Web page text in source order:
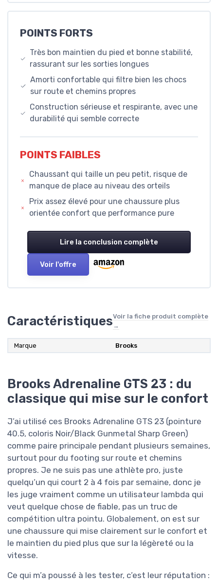
POINTS FORTS
Très bon maintien du pied et bonne stabilité,
rassurant sur les sorties longues
Amorti confortable qui filtre bien les chocs
sur route et chemins propres
Construction sérieuse et respirante, avec une
durabilité qui semble correcte
POINTS FAIBLES
Chaussant qui taille un peu petit, risque de
manque de place au niveau des orteils
Prix assez élevé pour une chaussure plus
orientée confort que performance pure
Lire la conclusion complète
Voir l'offre
CaractéristiquesVoir la fiche produit complète
→
Marque Brooks
Brooks Adrenaline GTS 23 : du
classique qui mise sur le confort
J’ai utilisé ces Brooks Adrenaline GTS 23 (pointure
40.5, coloris Noir/Black Gunmetal Sharp Green)
comme paire principale pendant plusieurs semaines,
surtout pour du footing sur route et chemins
propres. Je ne suis pas une athlète pro, juste
quelqu’un qui court 2 à 4 fois par semaine, donc je
les juge vraiment comme un utilisateur lambda qui
veut quelque chose de fiable, pas un truc de
compétition ultra pointu. Globalement, on est sur
une chaussure qui mise clairement sur le confort et
le maintien du pied plus que sur la légèreté ou la
vitesse.
Ce qui m’a poussé à les tester, c’est leur réputation :